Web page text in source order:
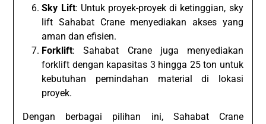
Sky Lift: Untuk proyek-proyek di ketinggian, sky
lift Sahabat Crane menyediakan akses yang
aman dan efisien.
Forklift: Sahabat Crane juga menyediakan
forklift dengan kapasitas 3 hingga 25 ton untuk
kebutuhan pemindahan material di lokasi
proyek.
Dengan berbagai pilihan ini, Sahabat Crane